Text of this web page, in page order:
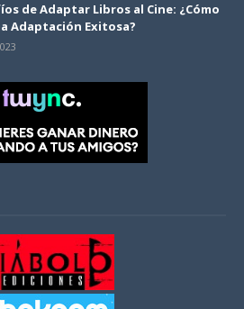
de Adaptar Libros al Cine: ¿Cómo
Adaptación Exitosa?